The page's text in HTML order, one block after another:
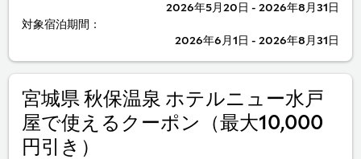
2026年5月20日 - 2026年8月31日
対象宿泊期間：
2026年6月1日 - 2026年8月31日
宮城県 秋保温泉 ホテルニュー水戸
屋で使えるクーポン（最大10,000
円引き）